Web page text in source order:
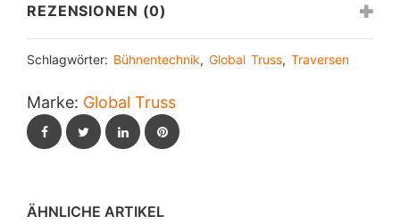
REZENSIONEN (0)
Schlagwörter: Bühnentechnik, Global Truss, Traversen
Marke: Global Truss
FacebookTwitterLinkedInPinterest
ÄHNLICHE ARTIKEL